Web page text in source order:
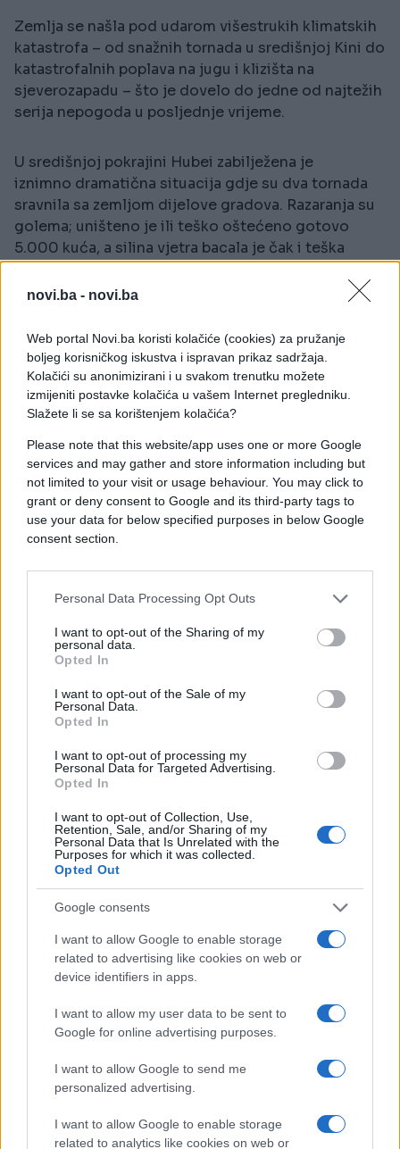
novi.ba - novi.ba
Web portal Novi.ba koristi kolačiće (cookies) za pružanje
boljeg korisničkog iskustva i ispravan prikaz sadržaja.
Kolačići su anonimizirani i u svakom trenutku možete
izmijeniti postavke kolačića u vašem Internet pregledniku.
Slažete li se sa korištenjem kolačića?
Please note that this website/app uses one or more Google
services and may gather and store information including but
not limited to your visit or usage behaviour. You may click to
grant or deny consent to Google and its third-party tags to
use your data for below specified purposes in below Google
consent section.
Personal Data Processing Opt Outs
I want to opt-out of the Sharing of my
personal data.
Opted In
I want to opt-out of the Sale of my
Personal Data.
Opted In
I want to opt-out of processing my
Personal Data for Targeted Advertising.
Opted In
I want to opt-out of Collection, Use,
Retention, Sale, and/or Sharing of my
Personal Data that Is Unrelated with the
Purposes for which it was collected.
Opted Out
Google consents
I want to allow Google to enable storage
related to advertising like cookies on web or
device identifiers in apps.
I want to allow my user data to be sent to
Google for online advertising purposes.
I want to allow Google to send me
personalized advertising.
I want to allow Google to enable storage
related to analytics like cookies on web or
Zemlja se našla pod udarom višestrukih klimatskih
katastrofa – od snažnih tornada u središnjoj Kini do
katastrofalnih poplava na jugu i klizišta na
sjeverozapadu – što je dovelo do jedne od najtežih
serija nepogoda u posljednje vrijeme.
U središnjoj pokrajini Hubei zabilježena je
iznimno dramatična situacija gdje su dva tornada
sravnila sa zemljom dijelove gradova. Razaranja su
golema; uništeno je ili teško oštećeno gotovo
5.000 kuća, a silina vjetra bacala je čak i teška
vozila.
grad Ezhou prikazuje kako ekstremni vjetrovi do
260 km/h uništavaju sve pred sobom.
Stanovnici su bježali u zaklon, drveće je iščupano iz
korijena, a štandovi na tržnici su ostali razbacani.
Pogled iz zraka na gradske ulice otkrio je
apokaliptične scene nakon tornada.
Tornada su inače izuzetno rijetka u pokrajini Hubei,
prema riječima meteorološkog stručnjaka Wanga
#Kina